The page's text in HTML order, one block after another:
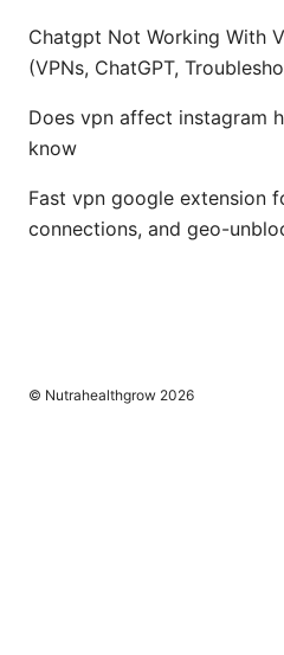
Chatgpt Not Working With
(VPNs, ChatGPT,
Does vpn affect instagram
know
Fast vpn google extension
connections, and geo-
© Nutrahealthgrow 2026